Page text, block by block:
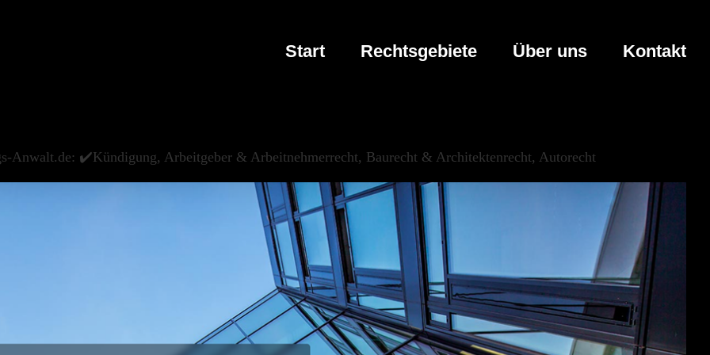
Start Rechtsgebiete Über uns Kontakt
Anwalt.de: ✔️Kündigung, Arbeitgeber & Arbeitnehmerrecht, Baurecht & Architektenrecht, Autorecht